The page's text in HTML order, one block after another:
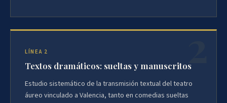
LÍNEA 2
Textos dramáticos: sueltas y manuscritos
Estudio sistemático de la transmisión textual del teatro
áureo vinculado a Valencia, tanto en comedias sueltas